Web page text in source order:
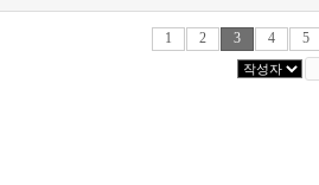
1 2 3 4 5